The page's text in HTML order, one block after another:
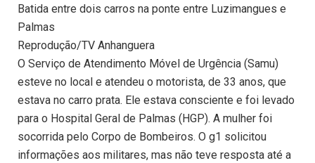
Batida entre dois carros na ponte entre Luzimangues e
Palmas
Reprodução/TV Anhanguera
O Serviço de Atendimento Móvel de Urgência (Samu)
esteve no local e atendeu o motorista, de 33 anos, que
estava no carro prata. Ele estava consciente e foi levado
para o Hospital Geral de Palmas (HGP). A mulher foi
socorrida pelo Corpo de Bombeiros. O g1 solicitou
informações aos militares, mas não teve resposta até a